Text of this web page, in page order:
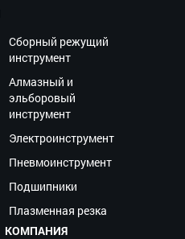
Сборный режущий
инструмент
Алмазный и
эльборовый
инструмент
Электроинструмент
Пневмоинструмент
Подшипники
Плазменная резка
КОМПАНИЯ